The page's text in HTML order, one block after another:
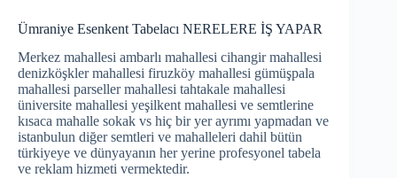
Ümraniye Esenkent Tabelacı NERELERE İŞ YAPAR
Merkez mahallesi ambarlı mahallesi cihangir mahallesi
denizköşkler mahallesi firuzköy mahallesi gümüşpala
mahallesi parseller mahallesi tahtakale mahallesi
üniversite mahallesi yeşilkent mahallesi ve semtlerine
kısaca mahalle sokak vs hiç bir yer ayrımı yapmadan ve
istanbulun diğer semtleri ve mahalleleri dahil bütün
türkiyeye ve dünyayanın her yerine profesyonel tabela
ve reklam hizmeti vermektedir.